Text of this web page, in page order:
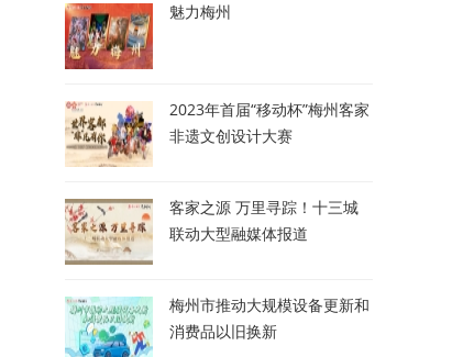
魅力梅州
2023年首届“移动杯”梅州客家
非遗文创设计大赛
客家之源 万里寻踪！十三城
联动大型融媒体报道
梅州市推动大规模设备更新和
消费品以旧换新